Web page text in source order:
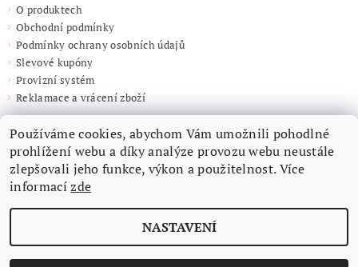
O produktech
Obchodní podmínky
Podmínky ochrany osobních údajů
Slevové kupóny
Provizní systém
Reklamace a vrácení zboží
Používáme cookies, abychom Vám umožnili pohodlné
prohlížení webu a díky analýze provozu webu neustále
zlepšovali jeho funkce, výkon a použitelnost. Více
informacízde
NASTAVENÍ